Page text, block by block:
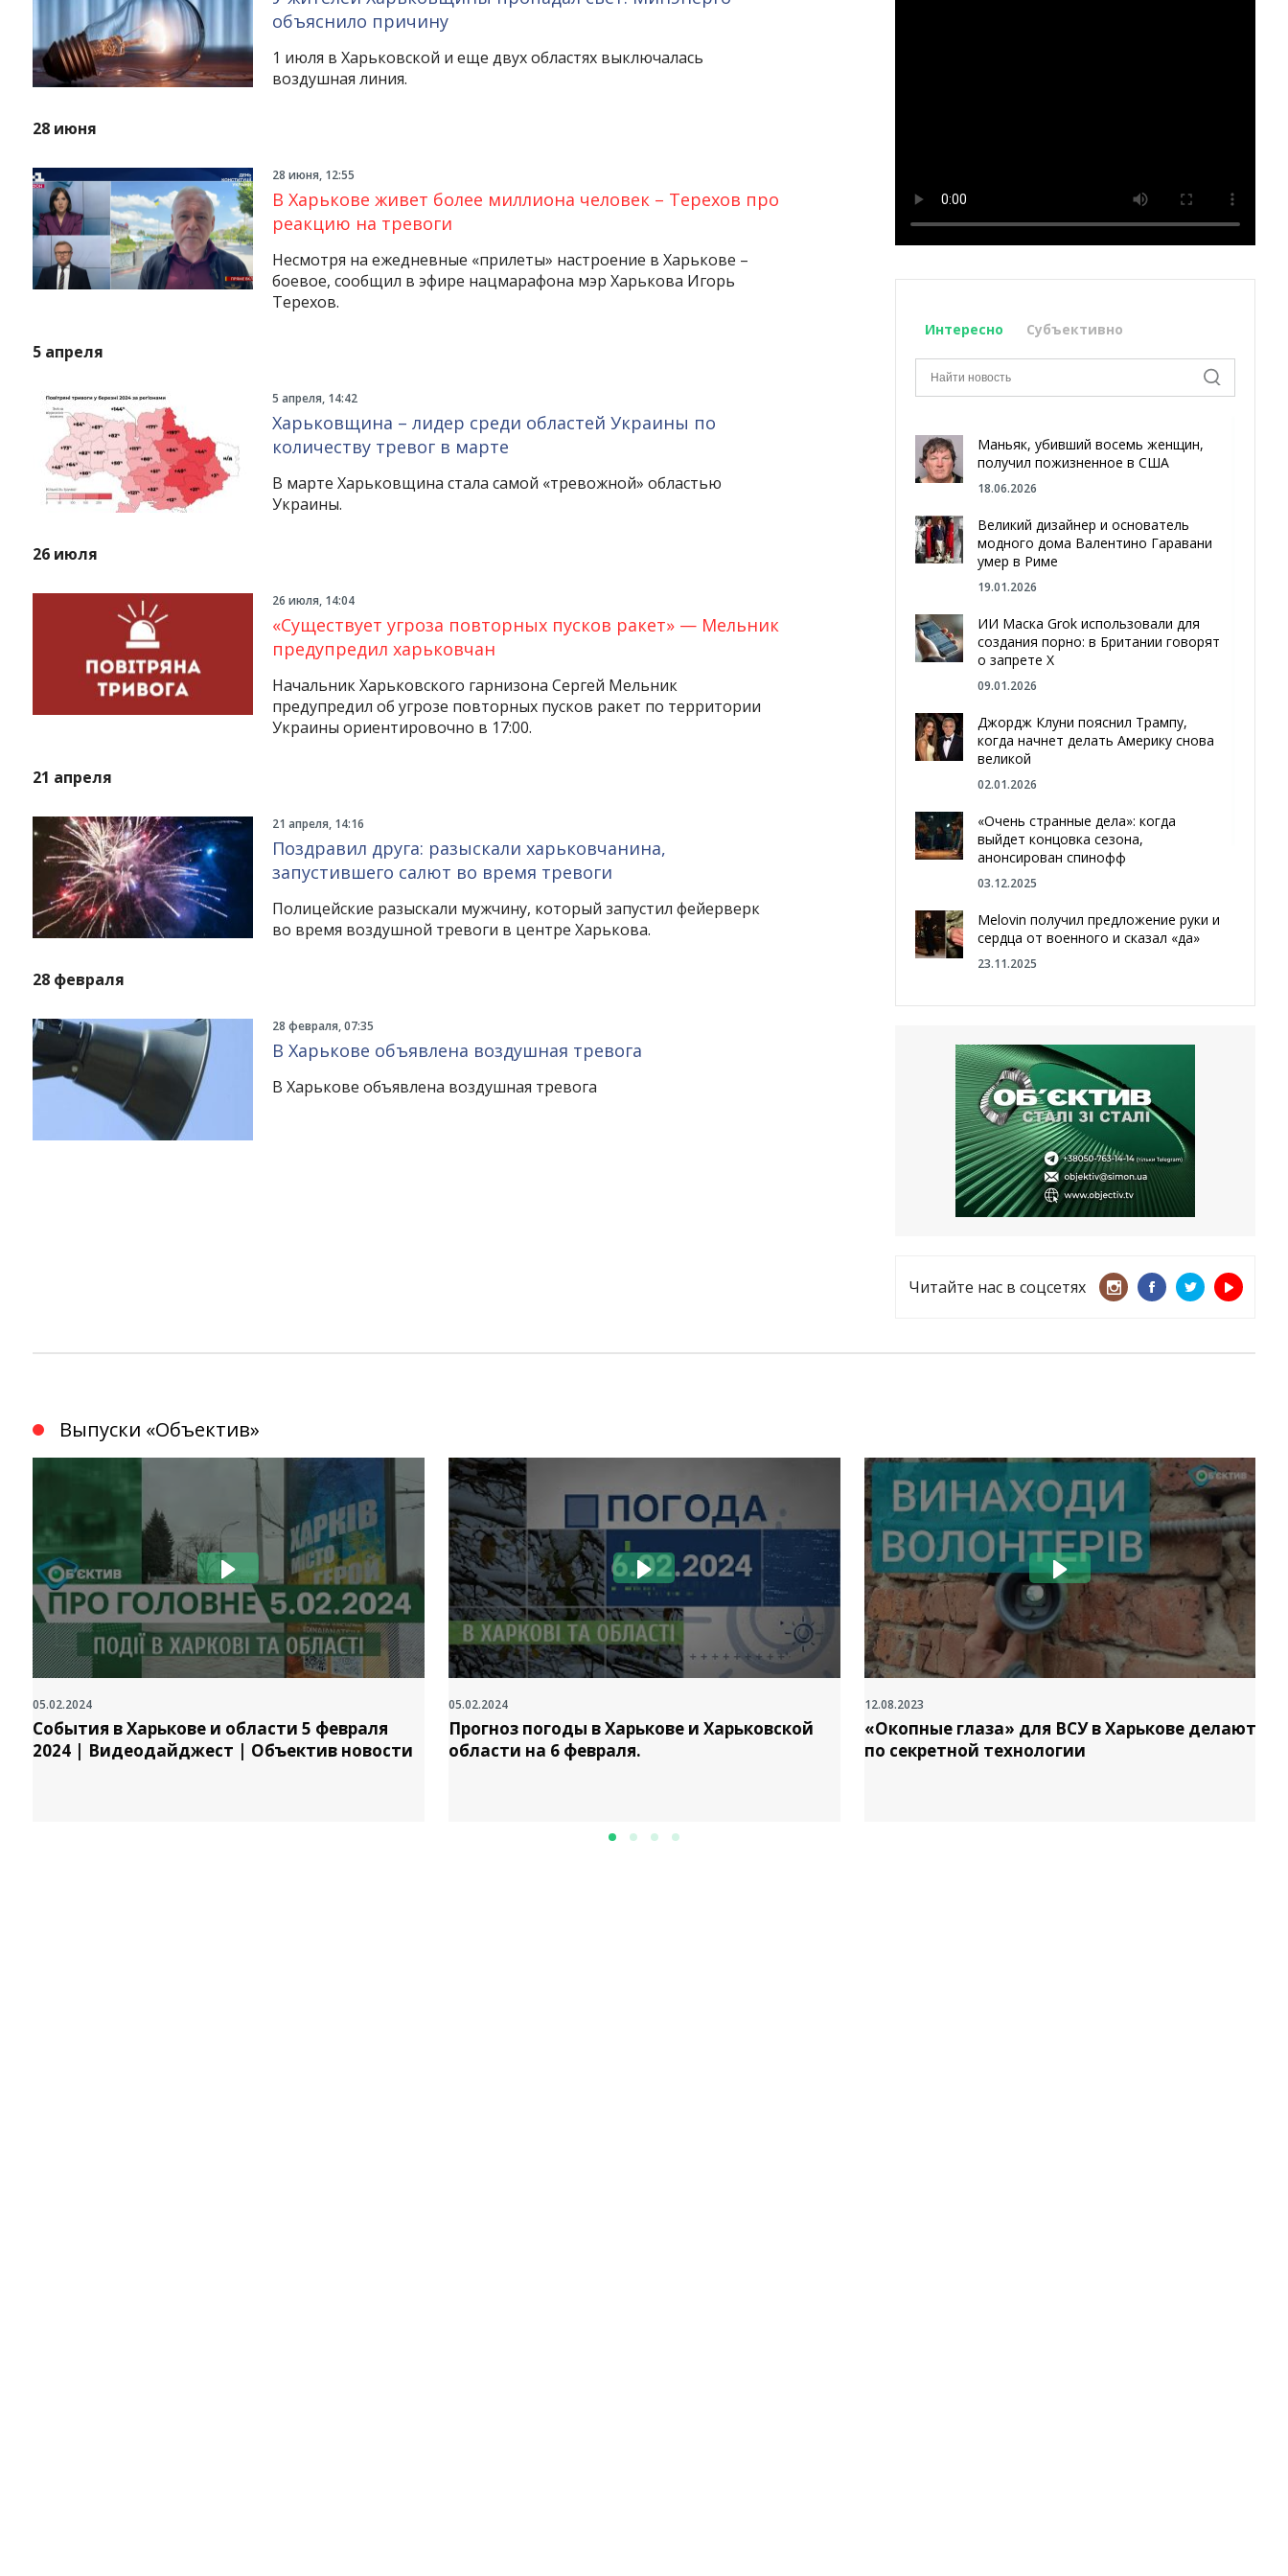
объяснило причину
1 июля в Харьковской и еще двух областях выключалась
воздушная линия.
28 июня
28 июня, 12:55
В Харькове живет более миллиона человек – Терехов про
реакцию на тревоги
Несмотря на ежедневные «прилеты» настроение в Харькове –
боевое, сообщил в эфире нацмарафона мэр Харькова Игорь
Терехов.
5 апреля
5 апреля, 14:42
Харьковщина – лидер среди областей Украины по
количеству тревог в марте
В марте Харьковщина стала самой «тревожной» областью
Украины.
26 июля
26 июля, 14:04
«Существует угроза повторных пусков ракет» — Мельник
предупредил харьковчан
Начальник Харьковского гарнизона Сергей Мельник
предупредил об угрозе повторных пусков ракет по территории
Украины ориентировочно в 17:00.
21 апреля
21 апреля, 14:16
Поздравил друга: разыскали харьковчанина,
запустившего салют во время тревоги
Полицейские разыскали мужчину, который запустил фейерверк
во время воздушной тревоги в центре Харькова.
28 февраля
28 февраля, 07:35
В Харькове объявлена воздушная тревога
В Харькове объявлена воздушная тревога
Интересно Субъективно
Маньяк, убивший восемь женщин,
получил пожизненное в США
18.06.2026
Великий дизайнер и основатель
модного дома Валентино Гаравани
умер в Риме
19.01.2026
ИИ Маска Grok использовали для
создания порно: в Британии говорят
о запрете Х
09.01.2026
Джордж Клуни пояснил Трампу,
когда начнет делать Америку снова
великой
02.01.2026
«Очень странные дела»: когда
выйдет концовка сезона,
анонсирован спинофф
03.12.2025
Melovin получил предложение руки и
сердца от военного и сказал «да»
23.11.2025
23.09.2025
Врачи назвали спрей для носа,
который поможет предотвратить
COVID-19 – CNN
12.09.2025
Читайте нас в соцсетях
Выпуски «Объектив»
05.02.2024
События в Харькове и области 5 февраля
2024 | Видеодайджест | Объектив новости
05.02.2024
Прогноз погоды в Харькове и Харьковской
области на 6 февраля.
12.08.2023
«Окопные глаза» для ВСУ в Харькове делают
по секретной технологии